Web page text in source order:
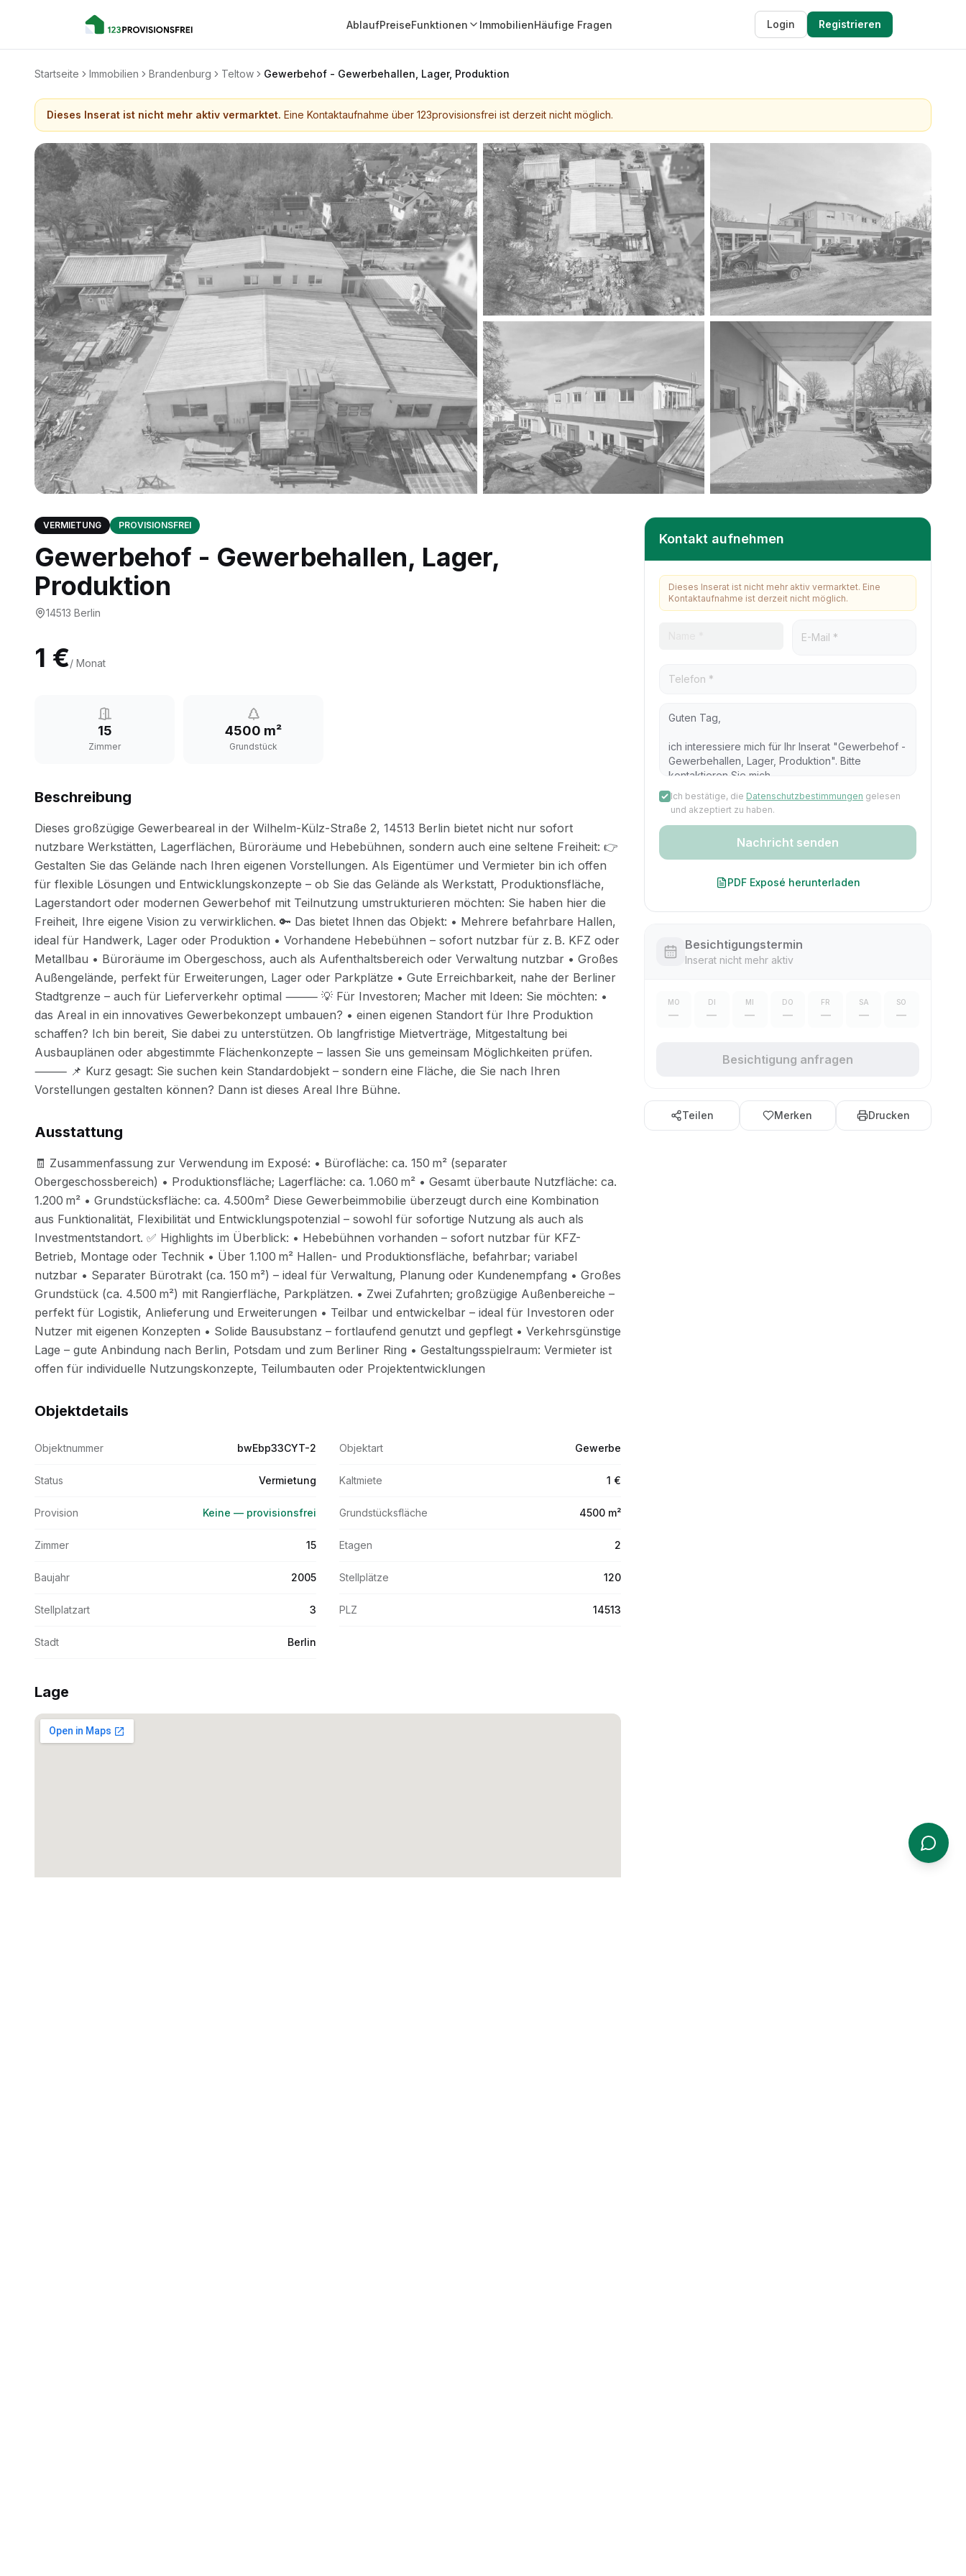
AblaufPreiseFunktionen ImmobilienHäufige Fragen Login Registrieren
Startseite Immobilien Brandenburg Teltow Gewerbehof - Gewerbehallen, Lager, Produktion
Dieses Inserat ist nicht mehr aktiv vermarktet. Eine Kontaktaufnahme über 123provisionsfrei ist derzeit nicht möglich.
VERMIETUNG PROVISIONSFREI
Gewerbehof - Gewerbehallen, Lager,
Produktion
14513 Berlin
1 €/ Monat
15
Zimmer
4500 m²
Grundstück
Beschreibung
Ausstattung
Objektdetails
Objektnummer bwEbp33CYT-2 Objektart Gewerbe
Status Vermietung Kaltmiete 1 €
Provision Keine — provisionsfrei Grundstücksfläche 4500 m²
Zimmer 15 Etagen 2
Baujahr 2005 Stellplätze 120
Stellplatzart 3 PLZ 14513
Stadt Berlin
Lage
Kontakt aufnehmen
Dieses Inserat ist nicht mehr aktiv vermarktet. Eine
Kontaktaufnahme ist derzeit nicht möglich.
Ich bestätige, die Datenschutzbestimmungen gelesen
und akzeptiert zu haben.
Nachricht senden
PDF Exposé herunterladen
Besichtigungstermin
Inserat nicht mehr aktiv
MO
—
DI
—
MI
—
DO
—
FR
—
SA
—
SO
—
Besichtigung anfragen
Teilen Merken Drucken